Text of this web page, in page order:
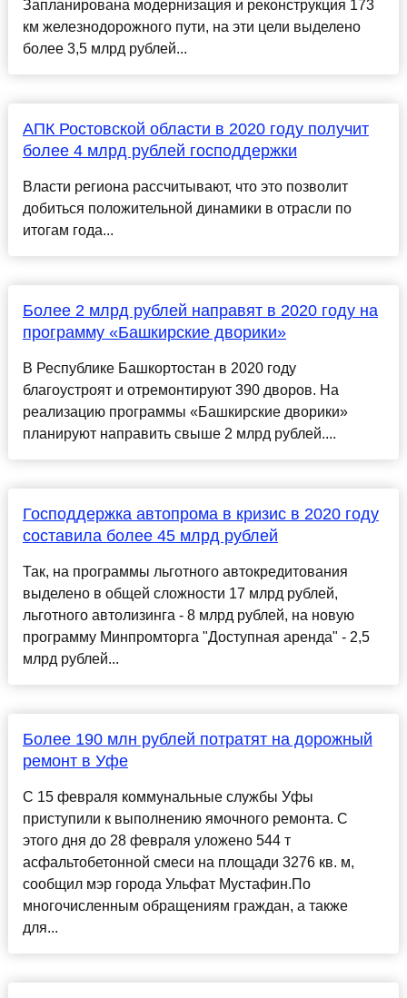
Запланирована модернизация и реконструкция 173
км железнодорожного пути, на эти цели выделено
более 3,5 млрд рублей...
АПК Ростовской области в 2020 году получит
более 4 млрд рублей господдержки
Власти региона рассчитывают, что это позволит
добиться положительной динамики в отрасли по
итогам года...
Более 2 млрд рублей направят в 2020 году на
программу «Башкирские дворики»
В Республике Башкортостан в 2020 году
благоустроят и отремонтируют 390 дворов. На
реализацию программы «Башкирские дворики»
планируют направить свыше 2 млрд рублей....
Господдержка автопрома в кризис в 2020 году
составила более 45 млрд рублей
Так, на программы льготного автокредитования
выделено в общей сложности 17 млрд рублей,
льготного автолизинга - 8 млрд рублей, на новую
программу Минпромторга "Доступная аренда" - 2,5
млрд рублей...
Более 190 млн рублей потратят на дорожный
ремонт в Уфе
С 15 февраля коммунальные службы Уфы
приступили к выполнению ямочного ремонта. С
этого дня до 28 февраля уложено 544 т
асфальтобетонной смеси на площади 3276 кв. м,
сообщил мэр города Ульфат Мустафин.По
многочисленным обращениям граждан, а также
для...